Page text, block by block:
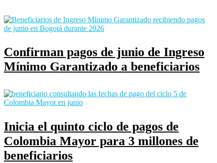
Confirman pagos de junio de Ingreso
Mínimo Garantizado a beneficiarios
Inicia el quinto ciclo de pagos de
Colombia Mayor para 3 millones de
beneficiarios